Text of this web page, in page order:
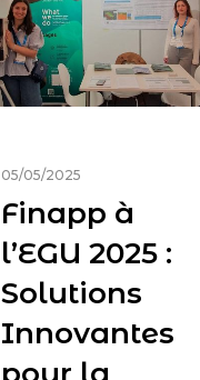
05/05/2025
Finapp à
l’EGU 2025 :
Solutions
Innovantes